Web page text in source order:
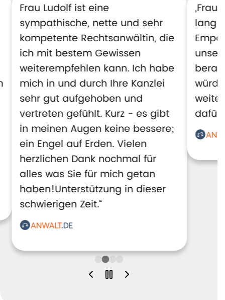
Frau Ludolf ist eine
sympathische, nette und sehr
kompetente Rechtsanwältin, die
ich mit bestem Gewissen
weiterempfehlen kann. Ich habe
mich in und durch Ihre Kanzlei
sehr gut aufgehoben und
vertreten gefühlt. Kurz - es gibt
in meinen Augen keine bessere;
ein Engel auf Erden. Vielen
herzlichen Dank nochmal für
alles was Sie für mich getan
haben!Unterstützung in dieser
schwierigen Zeit.“
lang